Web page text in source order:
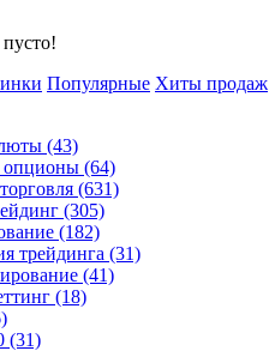
Популярные Хиты продаж
(43)
(64)
(631)
(305)
(182)
трейдинга (31)
(41)
(18)
(31)